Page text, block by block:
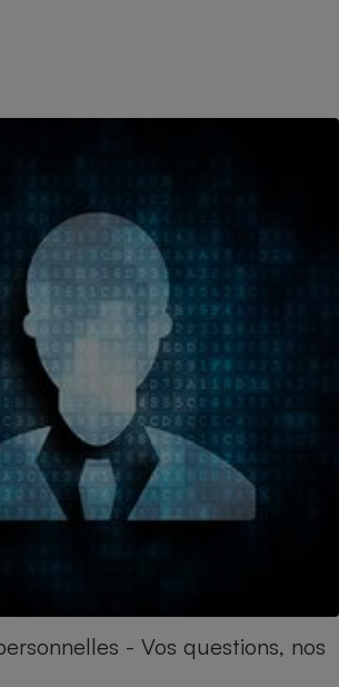
- Vos questions, nos